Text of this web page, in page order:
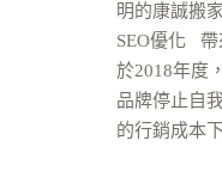
明的康誠搬
SEO優化 帶
於2018年度
品牌停止自
的行銷成本